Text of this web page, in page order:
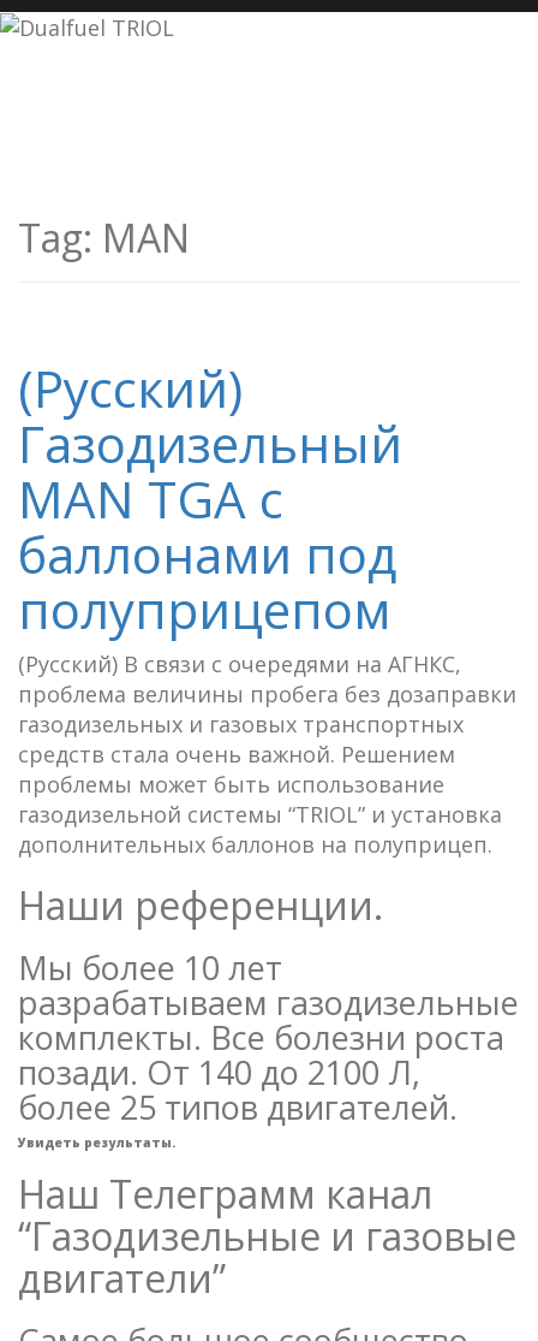
Tag: MAN
(Русский)
Газодизельный
MAN TGA с
баллонами под
полуприцепом
(Русский) В связи с очередями на АГНКС,
проблема величины пробега без дозаправки
газодизельных и газовых транспортных
средств стала очень важной. Решением
проблемы может быть использование
газодизельной системы “TRIOL” и установка
дополнительных баллонов на полуприцеп.
Наши референции.
Мы более 10 лет
разрабатываем газодизельные
комплекты. Все болезни роста
позади. От 140 до 2100 Л,
более 25 типов двигателей.
Увидеть результаты.
Наш Телеграмм канал
“Газодизельные и газовые
двигатели”